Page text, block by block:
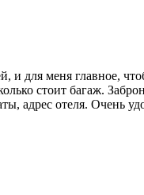
и для меня главное,
стоит багаж.
адрес отеля. Очень